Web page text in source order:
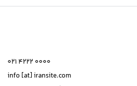
تکنیک ها و شیوه های طراحی برای ارائه
021 4222 0000
info [at] iransite.com